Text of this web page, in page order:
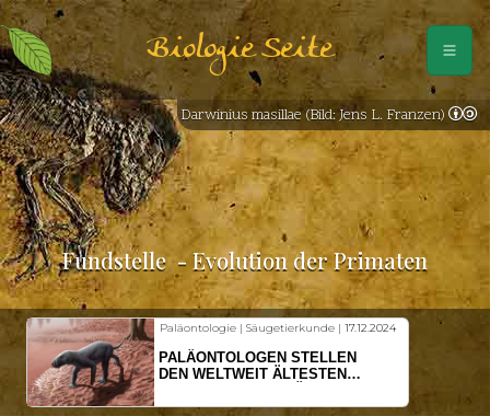
Biologie Seite
Fundstelle - Evolution der Primaten
Paläontologie | Säugetierkunde | 17.12.2024
PALÄONTOLOGEN STELLEN
DEN WELTWEIT ÄLTESTEN
VOR
Darwinius masillae (Bild: Jens L. Franzen)